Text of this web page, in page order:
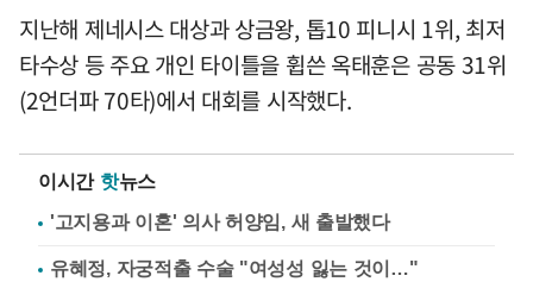
지난해 제네시스 대상과 상금왕, 톱10 피니시 1위, 최저
타수상 등 주요 개인 타이틀을 휩쓴 옥태훈은 공동 31위
(2언더파 70타)에서 대회를 시작했다.
이시간 핫뉴스
'고지용과 이혼' 의사 허양임, 새 출발했다
유혜정, 자궁적출 수술 "여성성 잃는 것이…"